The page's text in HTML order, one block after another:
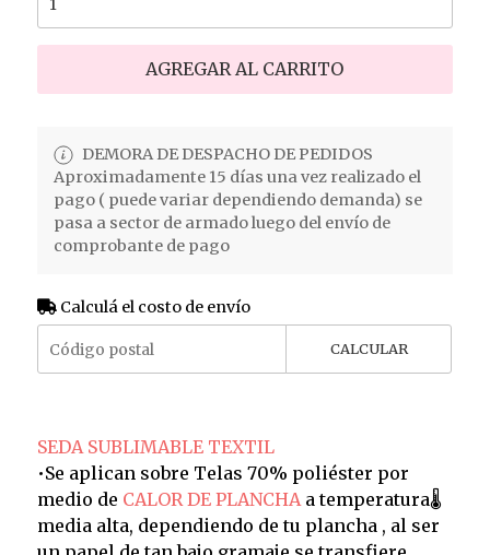
AGREGAR AL CARRITO
DEMORA DE DESPACHO DE PEDIDOS
Aproximadamente 15 días una vez realizado el
pago ( puede variar dependiendo demanda) se
pasa a sector de armado luego del envío de
comprobante de pago
Calculá el costo de envío
CALCULAR
SEDA SUBLIMABLE TEXTIL
•Se aplican sobre Telas 70% poliéster por
medio de CALOR DE PLANCHA a temperatura🌡️
media alta, dependiendo de tu plancha , al ser